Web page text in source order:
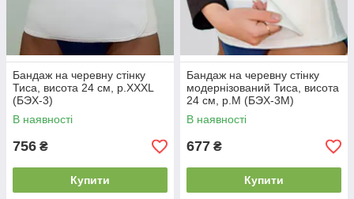
Бандаж на черевну стінку
Тиса, висота 24 см, р.XXXL
(БЭХ-3)
В наявності
756 ₴
Купити
Бандаж на черевну стінку
модернізований Тиса, висота
24 см, р.М (БЭХ-3М)
В наявності
677 ₴
Купити